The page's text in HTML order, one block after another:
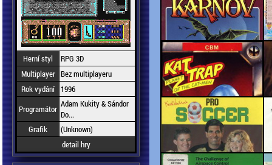
Herní styl
RPG 3D
Multiplayer Bez multiplayeru
Rok vydání
1996
Programátor Adam Kukity & Sándor
Do...
Grafik
(Unknown)
detail hry